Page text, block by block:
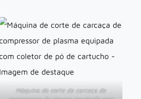
Máquina de corte de carcaça de